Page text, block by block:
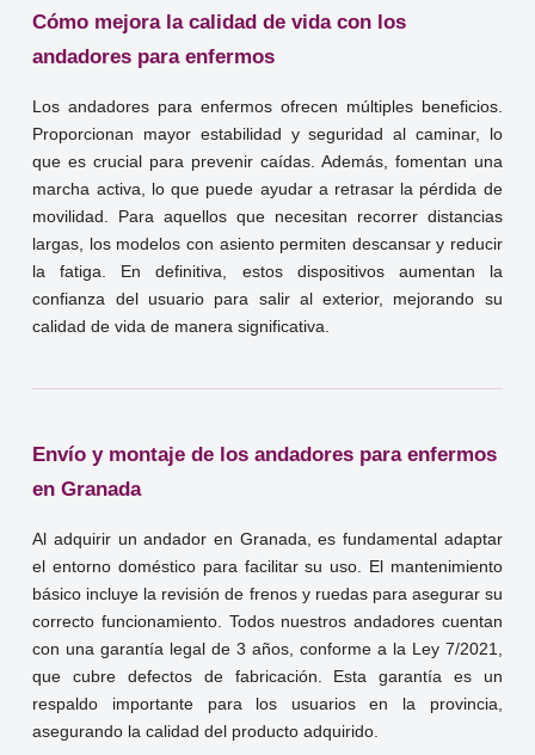
Cómo mejora la calidad de vida con los
andadores para enfermos
Los andadores para enfermos ofrecen múltiples beneficios.
Proporcionan mayor estabilidad y seguridad al caminar, lo
que es crucial para prevenir caídas. Además, fomentan una
marcha activa, lo que puede ayudar a retrasar la pérdida de
movilidad. Para aquellos que necesitan recorrer distancias
largas, los modelos con asiento permiten descansar y reducir
la fatiga. En definitiva, estos dispositivos aumentan la
confianza del usuario para salir al exterior, mejorando su
calidad de vida de manera significativa.
Envío y montaje de los andadores para enfermos
en Granada
Al adquirir un andador en Granada, es fundamental adaptar
el entorno doméstico para facilitar su uso. El mantenimiento
básico incluye la revisión de frenos y ruedas para asegurar su
correcto funcionamiento. Todos nuestros andadores cuentan
con una garantía legal de 3 años, conforme a la Ley 7/2021,
que cubre defectos de fabricación. Esta garantía es un
respaldo importante para los usuarios en la provincia,
asegurando la calidad del producto adquirido.